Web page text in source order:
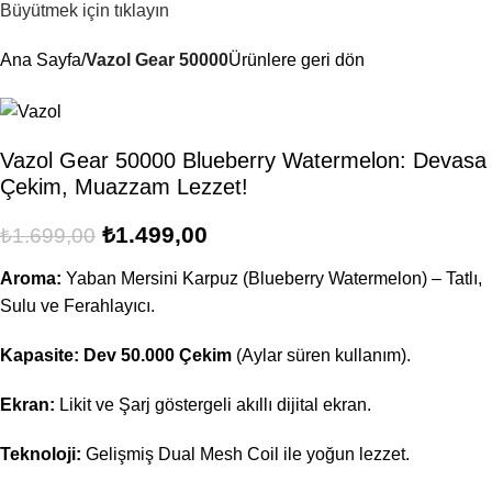
Büyütmek için tıklayın
Ana Sayfa Vazol Gear 50000Ürünlere geri dön
Vazol Gear 50000 Blueberry Watermelon: Devasa
Çekim, Muazzam Lezzet!
₺1.699,00 ₺1.499,00
Aroma: Yaban Mersini Karpuz (Blueberry Watermelon) – Tatlı,
Sulu ve Ferahlayıcı.
Kapasite: Dev 50.000 Çekim (Aylar süren kullanım).
Ekran: Likit ve Şarj göstergeli akıllı dijital ekran.
Teknoloji: Gelişmiş Dual Mesh Coil ile yoğun lezzet.